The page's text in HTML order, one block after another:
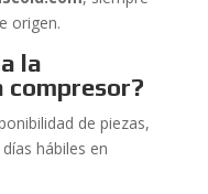
origen.
la
compresor?
de piezas,
hábiles en